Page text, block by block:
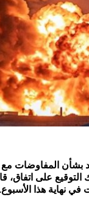
بشأن المفاوضات
على اتفاق،
نهاية هذا